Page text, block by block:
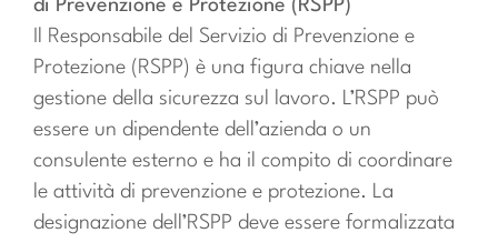
di Prevenzione e Protezione (RSPP)
Il Responsabile del Servizio di Prevenzione e
Protezione (RSPP) è una figura chiave nella
gestione della sicurezza sul lavoro. L’RSPP può
essere un dipendente dell’azienda o un
consulente esterno e ha il compito di coordinare
le attività di prevenzione e protezione. La
designazione dell’RSPP deve essere formalizzata